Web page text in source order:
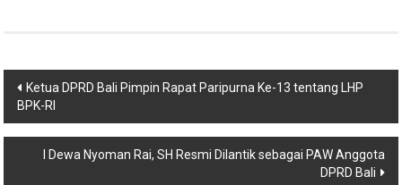
Navigasi
pos
Ketua DPRD Bali Pimpin Rapat Paripurna Ke-13 tentang LHP
BPK-RI
I Dewa Nyoman Rai, SH Resmi Dilantik sebagai PAW Anggota
DPRD Bali